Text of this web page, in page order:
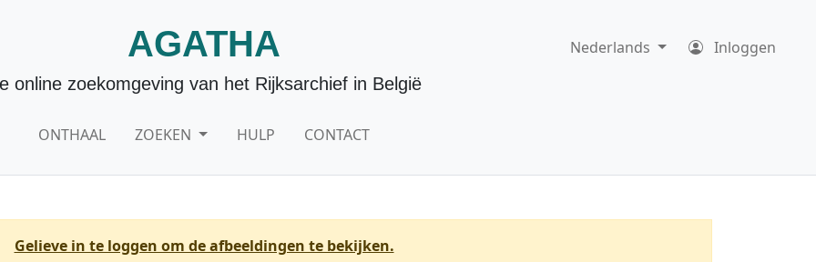
AGATHA
online zoekomgeving van het Rijksarchief in België
ONTHAAL ZOEKEN HULP CONTACT
Nederlands Inloggen
Gelieve in te loggen om de afbeeldingen te bekijken.